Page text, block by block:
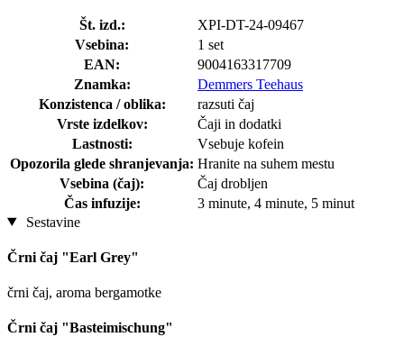
Št. izd.:
XPI-DT-24-09467
Vsebina:
1 set
EAN:
9004163317709
Znamka:
Demmers Teehaus
Konzistenca / oblika:
razsuti čaj
Vrste izdelkov:
Čaji in dodatki
Lastnosti:
Vsebuje kofein
Opozorila glede shranjevanja: Hranite na suhem mestu
Vsebina (čaj):
Čaj drobljen
Čas infuzije:
3 minute, 4 minute, 5 minut
Sestavine
Črni čaj "Earl Grey"
črni čaj, aroma bergamotke
Črni čaj "Basteimischung"